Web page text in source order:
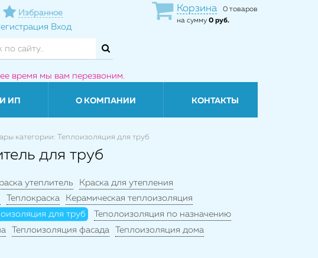
Избранное
Вход
Корзина
0 товаров
на сумму 0 руб.
время мы вам перезвоним.
ИП О КОМПАНИИ КОНТАКТЫ
категории: Теплоизоляция для труб
для труб
утеплитель
Краска для утепления
Теплокраска
Керамическая теплоизоляция
для труб
Теполоизоляция по назначению
Теплоизоляция фасада
Теплоизоляция дома